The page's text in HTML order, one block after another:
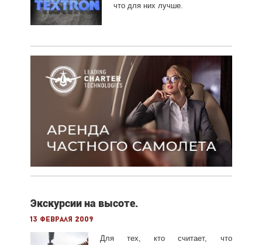
что для них лучше.
Экскурсии на высоте.
13 февраля 2009
Для тех, кто считает, что